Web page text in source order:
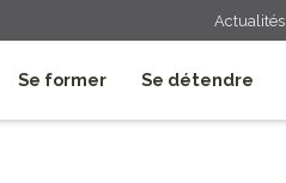
Actualités
Se former Se détendre